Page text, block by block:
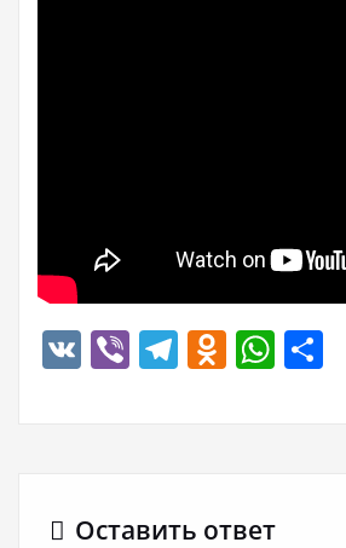
VK ViberTelegram
Оставить ответ